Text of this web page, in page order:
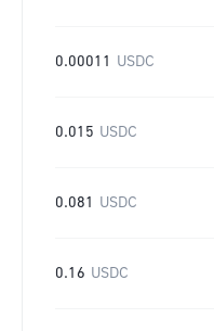
0.00011 USDC
0.015 USDC
0.081 USDC
0.16 USDC